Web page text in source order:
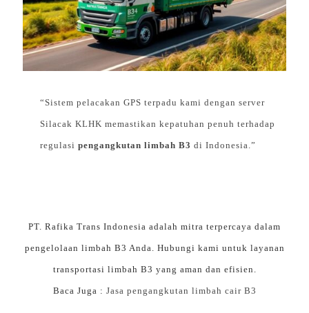
“Sistem pelacakan GPS terpadu kami dengan server
Silacak KLHK memastikan kepatuhan penuh terhadap
regulasi pengangkutan limbah B3 di Indonesia.”
PT. Rafika Trans Indonesia adalah mitra terpercaya dalam
pengelolaan limbah B3 Anda. Hubungi kami untuk layanan
transportasi limbah B3 yang aman dan efisien.
Baca Juga : Jasa pengangkutan limbah cair B3